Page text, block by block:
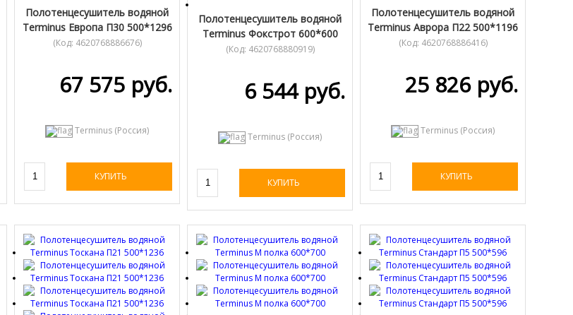
Полотенцесушитель водяной
Terminus Европа П30 500*1296
(Код: 4620768886676)
67 575 руб.
Terminus (Россия)
КУПИТЬ
Полотенцесушитель водяной
Terminus Фокстрот 600*600
(Код: 4620768880919)
6 544 руб.
Terminus (Россия)
КУПИТЬ
Полотенцесушитель водяной
Terminus Аврора П22 500*1196
(Код: 4620768886416)
25 826 руб.
Terminus (Россия)
КУПИТЬ